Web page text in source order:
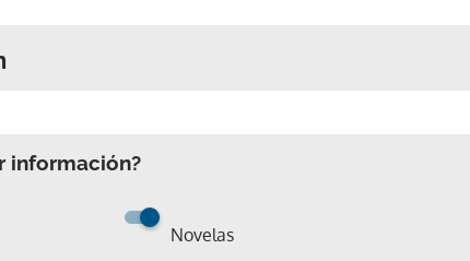
información?
Novelas